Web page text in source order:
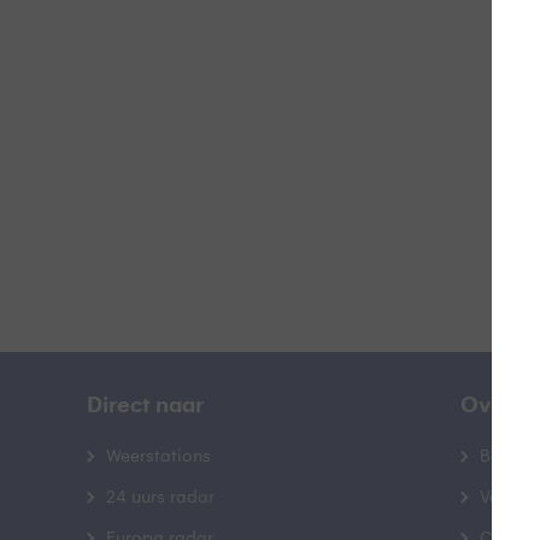
Direct naar
Weerstations
24 uurs radar
Over